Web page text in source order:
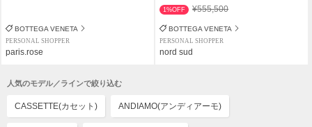
BOTTEGA VENETA
PERSONAL SHOPPER
paris.rose
1%OFF ¥555,500
BOTTEGA VENETA
PERSONAL SHOPPER
nord sud
人気のモデル／ラインで絞り込む
CASSETTE(カセット) ANDIAMO(アンディアーモ)